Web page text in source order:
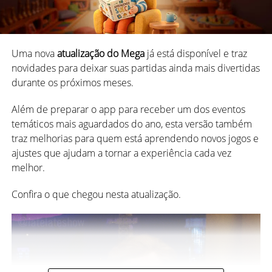
Mas ficou bem mais fácil, né?!
importa – se divertir jogando –, agora unimos a escolha
de dificuldade e duração das partidas nas salas “Treino”
configura tudo de maneira mais rápida e prática. 😊
celebração.
Seguimos escrevendo uma trajetória construída com
inesquecíveis ao lado da nossa comunidade. Este é mais
um capítulo dessa jornada.
comemorar essa data com a gente!
torizadas e oferece mais segurança para os seus dados
dentro do MegaJogos.
Novo sistema de raridade das
reactions
Uma novaatualização do Megajá está disponível e traz
novidades para deixar suas partidas ainda mais divertidas
durante os próximos meses.
Além de preparar o app para receber um dos eventos
temáticos mais aguardados do ano, esta versão também
traz melhorias para quem está aprendendo novos jogos e
ajustes que ajudam a tornar a experiência cada vez
melhor.
Confira o que chegou nesta atualização.